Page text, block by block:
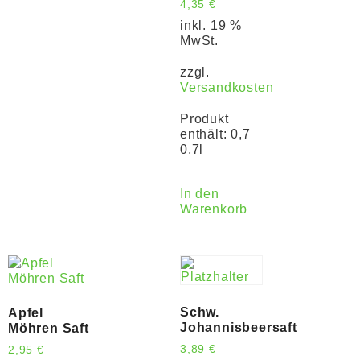
4,35 €
inkl. 19 %
MwSt.
zzgl.
Versandkosten
Produkt
enthält: 0,7
0,7l
In den
Warenkorb
Apfel
Möhren Saft
2,95 €
Schw.
Johannisbeersaft
3,89 €